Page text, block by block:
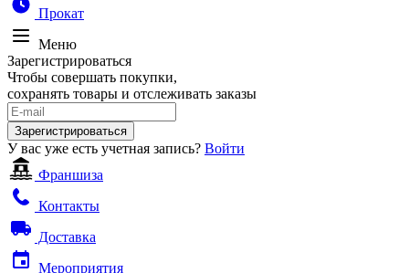
Прокат
Меню
Зарегистрироваться
Чтобы совершать покупки,
сохранять товары и отслеживать заказы
Зарегистрироваться
У вас уже есть учетная запись? Войти
Франшиза
Контакты
Доставка
Мероприятия